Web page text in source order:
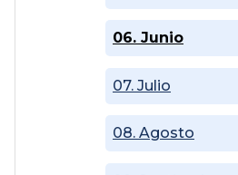
06. Junio
07. Julio
08. Agosto